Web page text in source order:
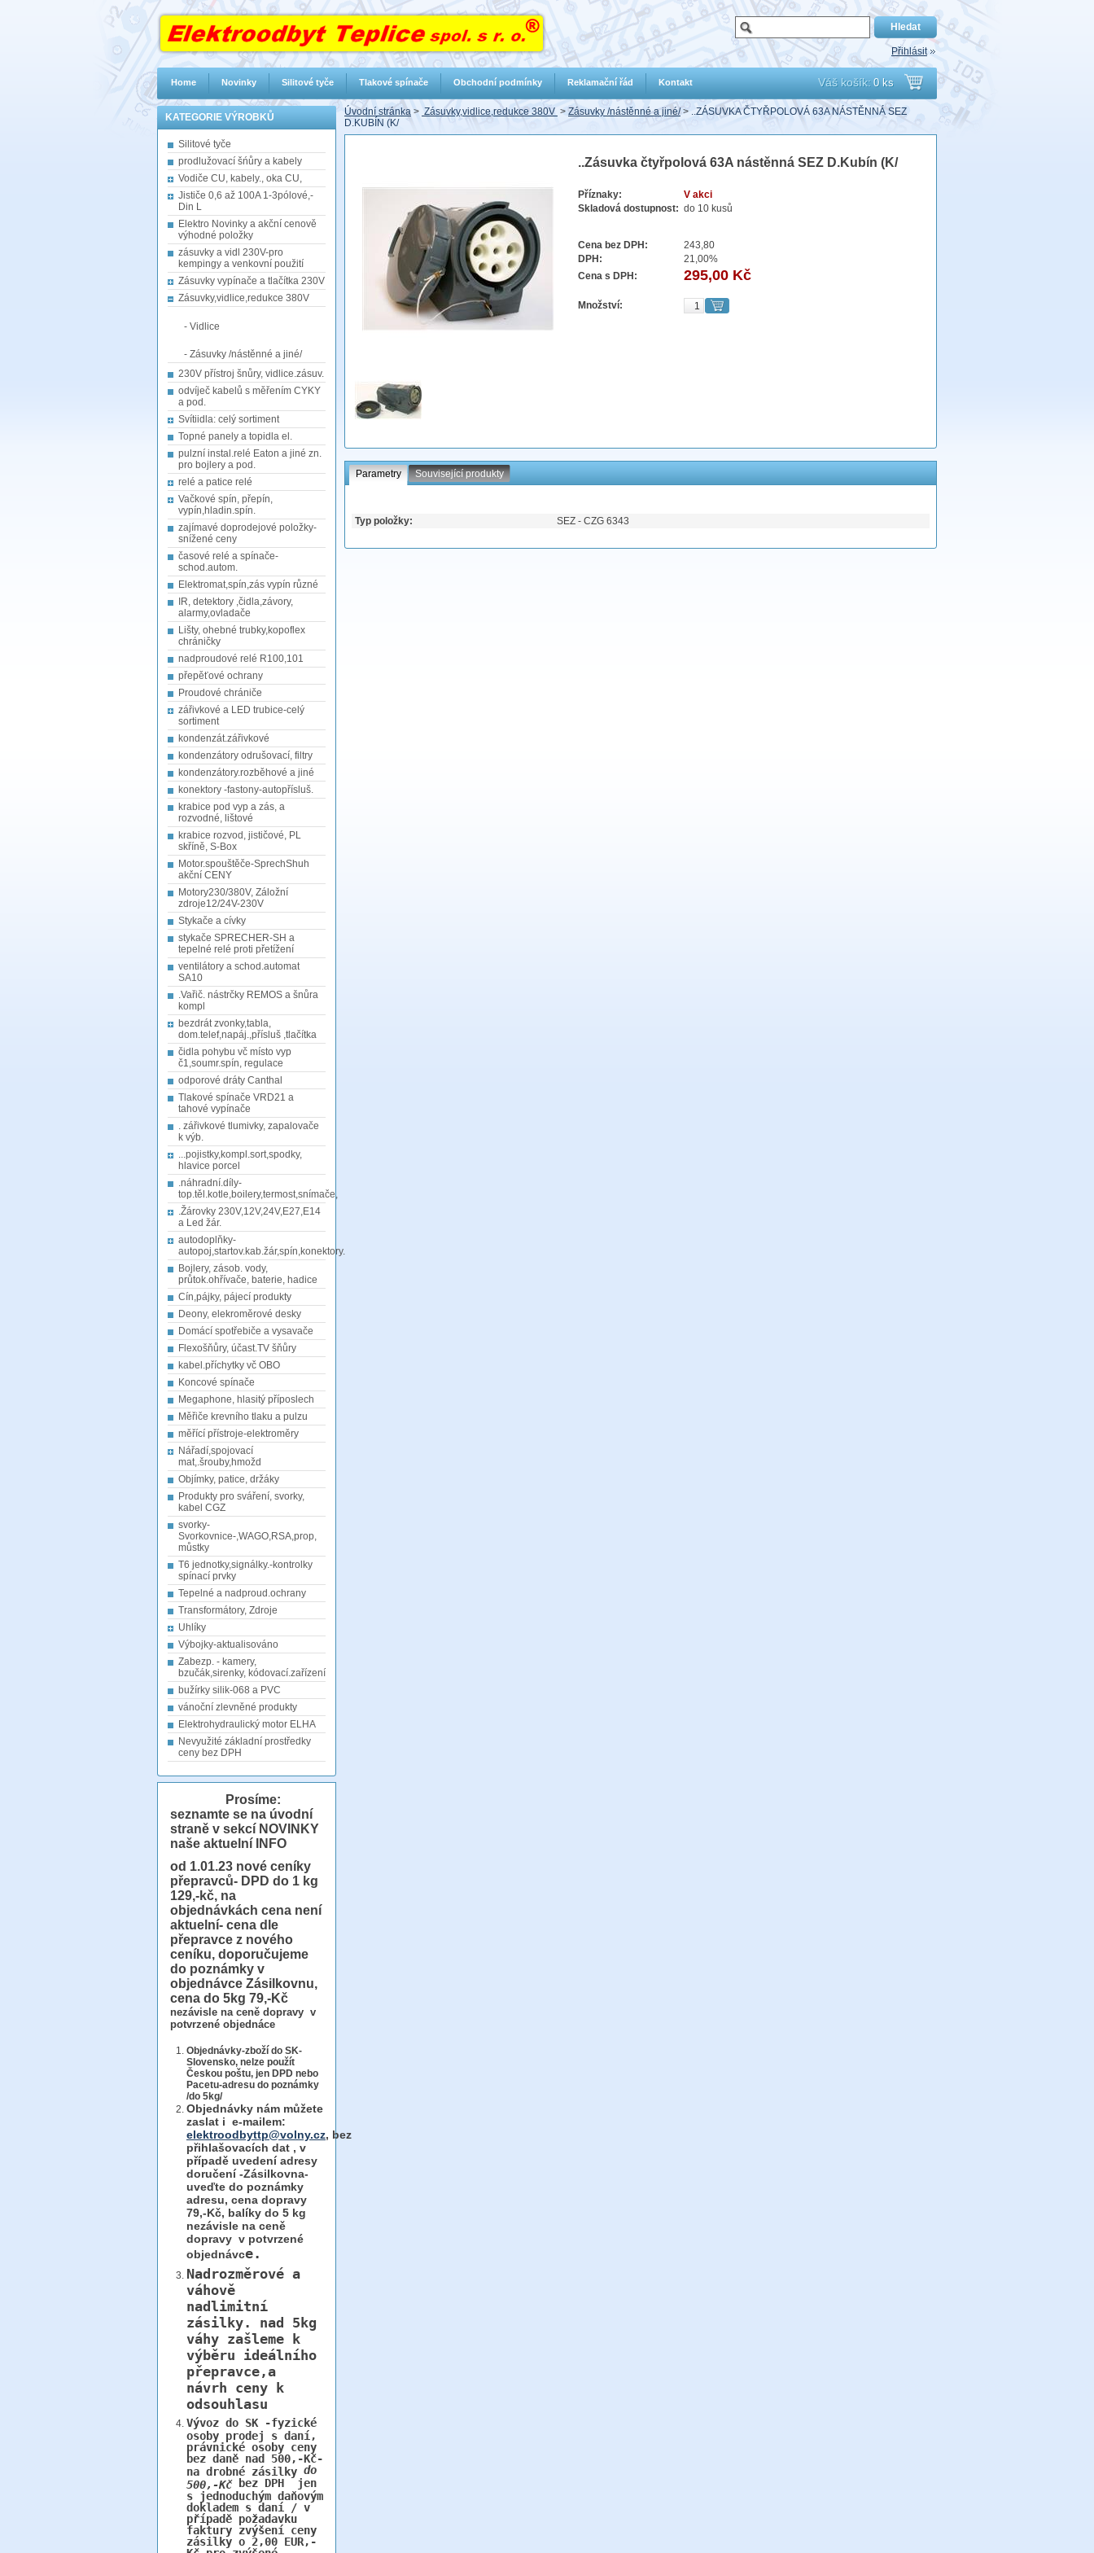
Váš košík: 0 ks
Přejít
do
KATEGORIE VÝROBKŮ
Silitové tyče
prodlužovací šńůry a kabely
Vodiče CU, kabely., oka CU,
Jističe 0,6 až 100A 1-3pólové,-
Din L
Elektro Novinky a akční cenově
výhodné položky
zásuvky a vidl 230V-pro
kempingy a venkovní použití
Zásuvky vypínače a tlačítka 230V
Zásuvky,vidlice,redukce 380V
- Vidlice
- Zásuvky /nástěnné a jiné/
230V přístroj šnůry, vidlice.zásuv.
odvíječ kabelů s měřením CYKY
a pod.
Svítiidla: celý sortiment
Topné panely a topidla el.
pulzní instal.relé Eaton a jiné zn.
pro bojlery a pod.
relé a patice relé
Vačkové spín, přepín,
vypín,hladin.spín.
zajímavé doprodejové položky-
snížené ceny
časové relé a spínače-
schod.autom.
Elektromat,spín,zás vypín různé
IR, detektory ,čidla,závory,
alarmy,ovladače
Lišty, ohebné trubky,kopoflex
chráničky
nadproudové relé R100,101
přepěťové ochrany
Proudové chrániče
zářivkové a LED trubice-celý
sortiment
kondenzát.zářivkové
kondenzátory odrušovací, filtry
kondenzátory.rozběhové a jiné
konektory -fastony-autopřísluš.
krabice pod vyp a zás, a
rozvodné, lištové
krabice rozvod, jističové, PL
skříně, S-Box
Motor.spouštěče-SprechShuh
akční CENY
Motory230/380V, Záložní
zdroje12/24V-230V
Stykače a cívky
stykače SPRECHER-SH a
tepelné relé proti přetížení
ventilátory a schod.automat
SA10
.Vařič. nástrčky REMOS a šnůra
kompl
bezdrát zvonky,tabla,
dom.telef,napáj.,přísluš ,tlačítka
čidla pohybu vč místo vyp
č1,soumr.spín, regulace
odporové dráty Canthal
Tlakové spínače VRD21 a
tahové vypínače
. zářivkové tlumivky, zapalovače
k výb.
...pojistky,kompl.sort,spodky,
hlavice porcel
.náhradní.díly-
top.těl.kotle,boilery,termost,snímače,
.Žárovky 230V,12V,24V,E27,E14
a Led žár.
autodoplňky-
autopoj,startov.kab.žár,spín,konektory.
Bojlery, zásob. vody,
průtok.ohřívače, baterie, hadice
Cín,pájky, pájecí produkty
Deony, elekroměrové desky
Domácí spotřebiče a vysavače
Flexošňůry, účast.TV šňůry
kabel.příchytky vč OBO
Koncové spínače
Megaphone, hlasitý příposlech
Měřiče krevního tlaku a pulzu
měřící přístroje-elektroměry
Nářadí,spojovací
mat,.šrouby,hmožd
Objímky, patice, držáky
Produkty pro sváření, svorky,
kabel CGZ
svorky-
Svorkovnice-,WAGO,RSA,prop,
můstky
T6 jednotky,signálky.-kontrolky
spínací prvky
Tepelné a nadproud.ochrany
Transformátory, Zdroje
Uhlíky
Výbojky-aktualisováno
Zabezp. - kamery,
bzučák,sirenky, kódovací.zařízení
bužírky silik-068 a PVC
vánoční zlevněné produkty
Elektrohydraulický motor ELHA
Nevyužité základní prostředky
ceny bez DPH
Přihlásit
Prosíme:
seznamte se na úvodní
straně v sekcí NOVINKY
naše aktuelní INFO
od 1.01.23 nové ceníky
přepravců- DPD do 1 kg
129,-kč, na
objednávkách cena není
aktuelní- cena dle
přepravce z nového
ceníku, doporučujeme
do poznámky v
objednávce Zásilkovnu,
cena do 5kg 79,-Kč
nezávisle na ceně dopravy v
potvrzené objednáce
Objednávky-zboží do SK-
Slovensko, nelze použít
Českou poštu, jen DPD nebo
Pacetu-adresu do poznámky
/do 5kg/
Objednávky nám můžete
zaslat i e-mailem:
elektroodbyttp@volny.cz, bez
přihlašovacích dat , v
případě uvedení adresy
doručení -Zásilkovna-
uveďte do poznámky
adresu, cena dopravy
79,-Kč, balíky do 5 kg
nezávisle na ceně
dopravy v potvrzené
objednávce.
Nadrozměrové a
váhově
nadlimitní
zásilky. nad 5kg
váhy zašleme k
výběru ideálního
přepravce,a
návrh ceny k
odsouhlasu
Vývoz do SK -fyzické
osoby prodej s daní,
právnické osoby ceny
bez daně nad 500,-Kč-
na drobné zásilky do
500,-Kčbez DPH jen
s jednoduchým daňovým
dokladem s daní / v
případě požadavku
faktury zvýšení ceny
zásilky o 2,00 EUR,-
Úvodní stránka > Zásuvky,vidlice,redukce 380V > Zásuvky /nástěnné a jiné/> ..ZÁSUVKA ČTYŘPOLOVÁ 63A NÁSTĚNNÁ SEZ
D.KUBÍN (K/
..Zásuvka čtyřpolová 63A nástěnná SEZ D.Kubín (K/
Příznaky:
V akci
Skladová dostupnost: do 10 kusů
Cena bez DPH:
243,80
DPH:
21,00%
Cena s DPH:
295,00 Kč
Množství:
Parametry Související produkty
Typ položky: SEZ - CZG 6343
Home Novinky Silitové tyče Tlakové spínače Obchodní podmínky Reklamační řád Kontakt